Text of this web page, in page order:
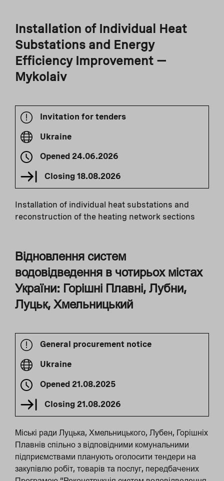
Installation of Individual Heat
Substations and Energy
Efficiency Improvement —
Mykolaiv
Invitation for tenders
Ukraine
Opened 24.06.2026
Closing 18.08.2026
Installation of individual heat substations and
reconstruction of the heating network sections
Відновлення систем
водовідведення в чотирьох містах
України: Горішні Плавні, Лубни,
Луцьк, Хмельницький
General procurement notice
Ukraine
Opened 21.08.2025
Closing 21.08.2026
Міські ради Луцька, Хмельницького, Лубен, Горішніх
Плавнів спільно з відповідними комунальними
підприємствами планують оголосити тендери на
закупівлю робіт, товарів та послуг, передбачених